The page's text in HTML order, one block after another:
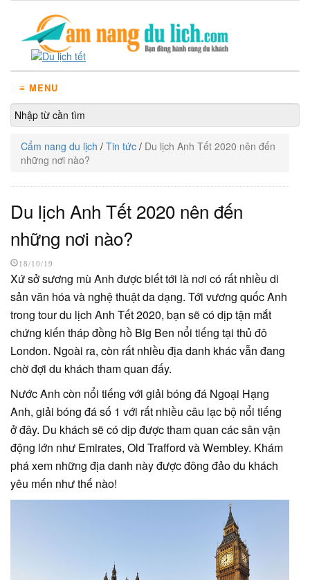
≡ MENU
Cẩm nang du lịch / Tin tức / Du lịch Anh Tết 2020 nên đến
những nơi nào?
Du lịch Anh Tết 2020 nên đến
những nơi nào?
18/10/19
Xứ sở sương mù Anh được biết tới là nơi có rất nhiều di
sản văn hóa và nghệ thuật da dạng. Tới vương quốc Anh
trong tour du lịch Anh Tết 2020, bạn sẽ có dịp tận mắt
chứng kiến tháp đồng hồ Big Ben nổi tiếng tại thủ đô
London. Ngoài ra, còn rất nhiều địa danh khác vẫn đang
chờ đợi du khách tham quan đấy.
Nước Anh còn nổi tiếng với giải bóng đá Ngoại Hạng
Anh, giải bóng đá số 1 với rất nhiều câu lạc bộ nổi tiếng
ở đây. Du khách sẽ có dịp được tham quan các sân vận
động lớn như Emirates, Old Trafford và Wembley. Khám
phá xem những địa danh này được đông đảo du khách
yêu mến như thế nào!